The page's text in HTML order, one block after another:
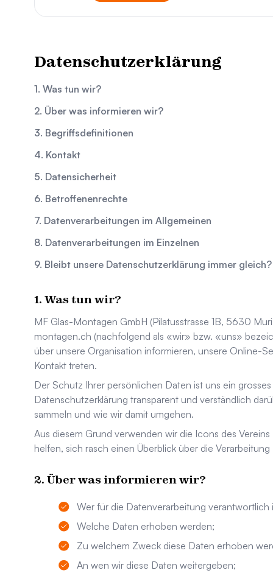
Datenschutzerklärung
1. Was tun wir?
2. Über was informieren wir?
3. Begriffsdefinitionen
4. Kontakt
5. Datensicherheit
6. Betroffenenrechte
7. Datenverarbeitungen im Allgemeinen
8. Datenverarbeitungen im Einzelnen
9. Bleibt unsere Datenschutzerklärung immer gleich?
Was tun wir?
MF Glas-Montagen GmbH (Pilatusstrasse 1B, 5630
montagen.ch (nachfolgend als «wir» bzw. «uns»
über unsere Organisation informieren, unsere Online-
Kontakt treten.
Der Schutz Ihrer persönlichen Daten ist uns ein
Datenschutzerklärung transparent und verständlich
sammeln und wie wir damit umgehen.
Aus diesem Grund verwenden wir die Icons des Vereins
helfen, sich rasch einen Überblick über die
Über was informieren wir?
Wer für die Datenverarbeitung verantwortlich
Welche Daten erhoben werden;
Zu welchem Zweck diese Daten erhoben
An wen wir diese Daten weitergeben;